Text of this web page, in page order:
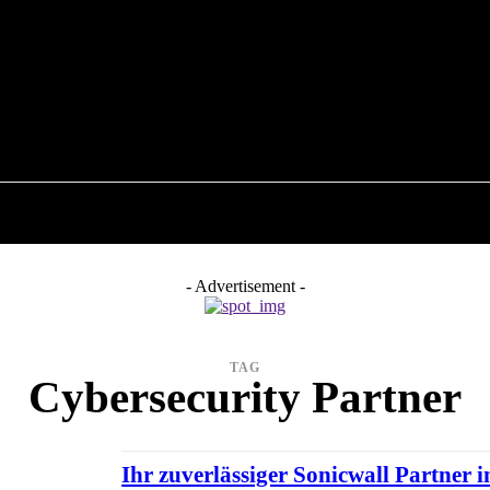
- Advertisement -
TAG
Cybersecurity Partner
Ihr zuverlässiger Sonicwall Partner